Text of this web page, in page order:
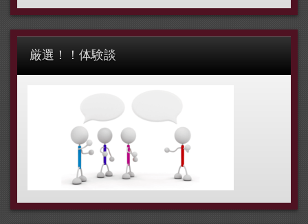
厳選！！体験談